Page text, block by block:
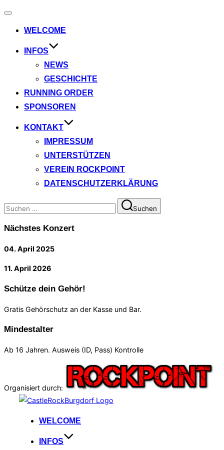
Navigation
WELCOME
INFOS
NEWS
GESCHICHTE
RUNNING ORDER
SPONSOREN
KONTAKT
IMPRESSUM
UNTERSTÜTZEN
VEREIN ROCKPOINT
DATENSCHUTZERKLÄRUNG
Suchen
nach:
Suchen
Nächstes Konzert
04. April 2025
11. April 2026
Schütze dein Gehör!
Gratis Gehörschutz an der Kasse und Bar.
Mindestalter
Ab 16 Jahren. Ausweis (ID, Pass) Kontrolle
Organisiert durch:
springen
WELCOME
INFOS